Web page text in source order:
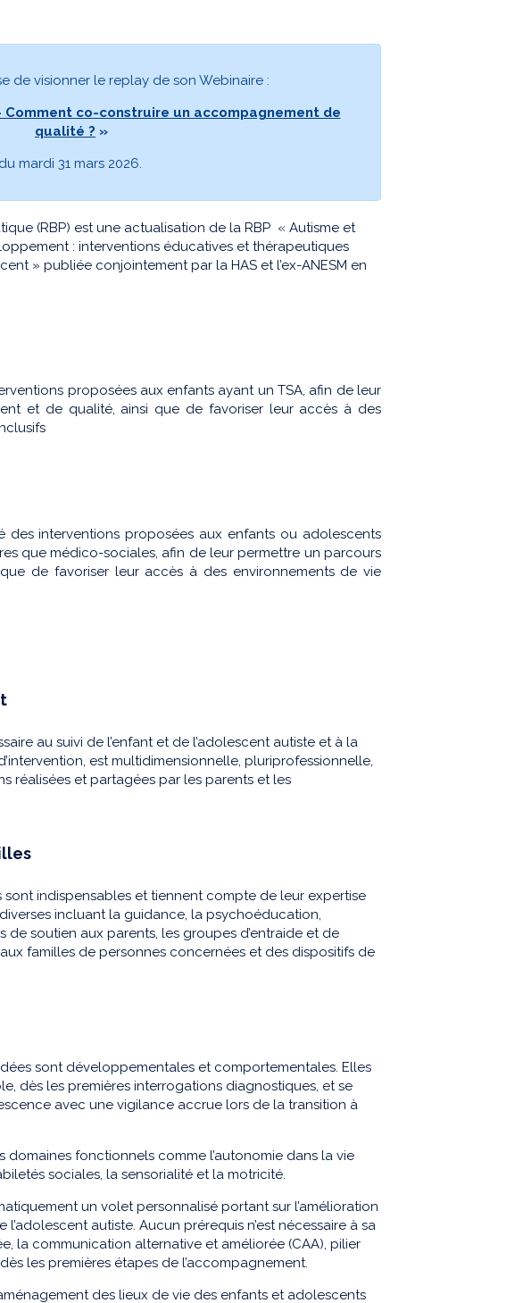
de visionner le replay de son Webinaire :
co-construire un accompagnement de
qualité ? »
du mardi 31 mars 2026.
(RBP) est une actualisation de la RBP « Autisme et
: interventions éducatives et thérapeutiques
» publiée conjointement par la HAS et l’ex-ANESM en
proposées aux enfants ayant un TSA, afin de leur
et de qualité, ainsi que de favoriser leur accès à des
des interventions proposées aux enfants ou adolescents
que médico-sociales, afin de leur permettre un parcours
de favoriser leur accès à des environnements de vie
au suivi de l’enfant et de l’adolescent autiste et à la
est multidimensionnelle, pluriprofessionnelle,
réalisées et partagées par les parents et les
indispensables et tiennent compte de leur expertise
incluant la guidance, la psychoéducation,
de soutien aux parents, les groupes d’entraide et de
familles de personnes concernées et des dispositifs de
sont développementales et comportementales. Elles
dès les premières interrogations diagnostiques, et se
avec une vigilance accrue lors de la transition à
domaines fonctionnels comme l’autonomie dans la vie
sociales, la sensorialité et la motricité.
un volet personnalisé portant sur l’amélioration
autiste. Aucun prérequis n’est nécessaire à sa
la communication alternative et améliorée (CAA), pilier
les premières étapes de l’accompagnement.
des lieux de vie des enfants et adolescents